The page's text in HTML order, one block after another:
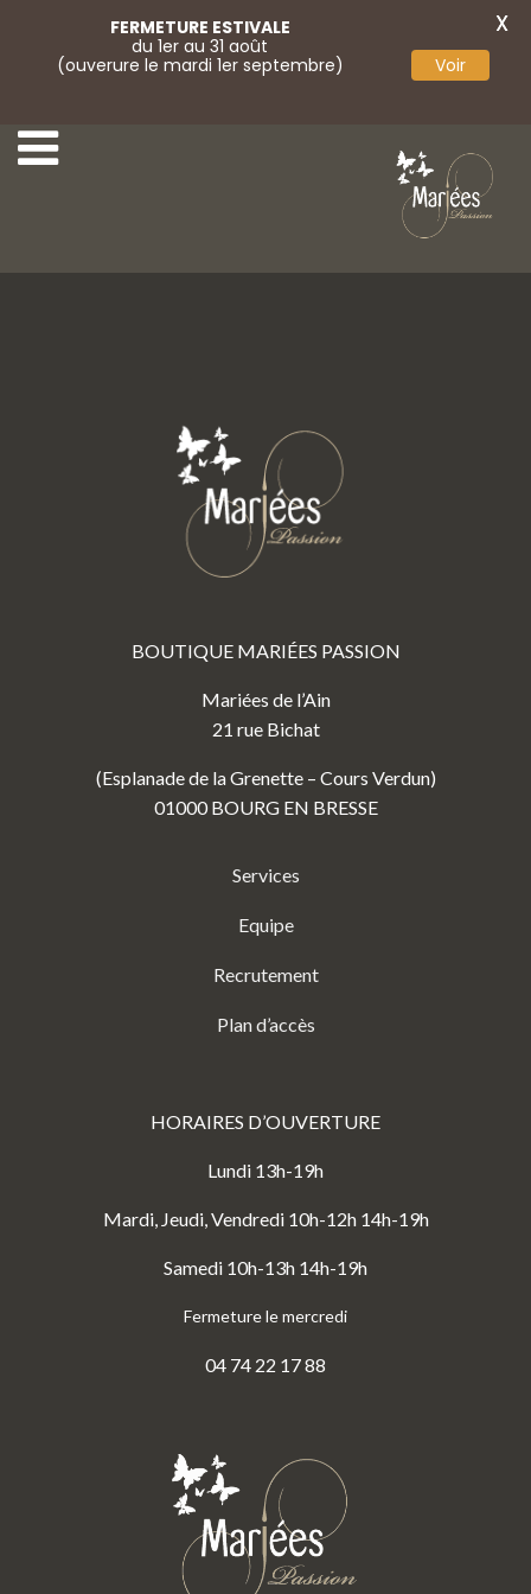
BOUTIQUE MARIÉES PASSION
Mariées de l’Ain
21 rue Bichat
(Esplanade de la Grenette – Cours Verdun)
01000 BOURG EN BRESSE
Services
Equipe
Recrutement
Plan d’accès
HORAIRES D’OUVERTURE
Lundi 13h-19h
Mardi, Jeudi, Vendredi 10h-12h 14h-19h
Samedi 10h-13h 14h-19h
Fermeture le mercredi
04 74 22 17 88
FERMETURE ESTIVALE
du 1er au 31 août
(ouverure le mardi 1er septembre)
Voir
X